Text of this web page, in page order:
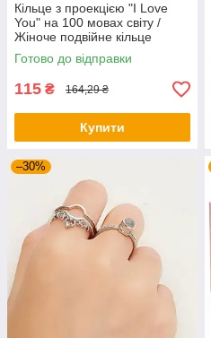
Кільце з проекцією "I Love
You" на 100 мовах світу /
Жіноче подвійне кільце
Готово до відправки
115 ₴ 164,29 ₴
Купити
–30%